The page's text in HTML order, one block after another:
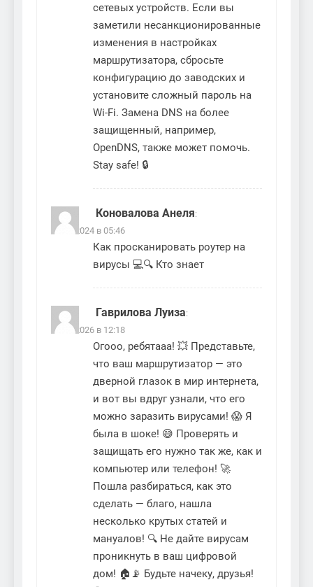
сетевых устройств. Если вы
заметили несанкционированные
изменения в настройках
маршрутизатора, сбросьте
конфигурацию до заводских и
установите сложный пароль на
Wi-Fi. Замена DNS на более
защищенный, например,
OpenDNS, также может помочь.
Stay safe! 🔒
Коновалова Анеля:
15.12.2024 в 05:46
Как просканировать роутер на
вирусы 💻🔍 Кто знает
Гаврилова Луиза:
05.02.2026 в 12:18
Огооо, ребятааа! 💥 Представьте,
что ваш маршрутизатор — это
дверной глазок в мир интернета,
и вот вы вдруг узнали, что его
можно заразить вирусами! 😱 Я
была в шоке! 😅 Проверять и
защищать его нужно так же, как и
компьютер или телефон! 🚀
Пошла разбираться, как это
сделать — благо, нашла
несколько крутых статей и
мануалов! 🔍 Не дайте вирусам
проникнуть в ваш цифровой
дом! 🏠📡 Будьте начеку, друзья!